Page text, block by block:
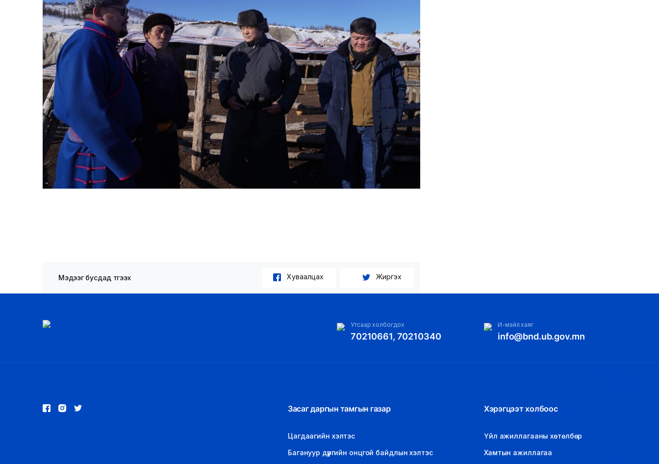
Мэдээг бусдад түгээх Хуваалцах Жиргэх
Утсаар холбогдох
70210661, 70210340
И-мэйл хаяг
info@bnd.ub.gov.mn
Засаг даргын тамгын газар
Цагдаагийн хэлтэс
Багануур дүүргийн онцгой байдлын хэлтэс
Хэрэгцээт холбоос
Үйл ажиллагааны хөтөлбөр
Хамтын ажиллагаа